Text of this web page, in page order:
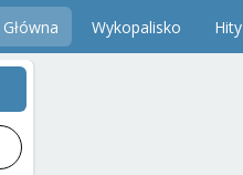
Główna Wykopalisko Hity